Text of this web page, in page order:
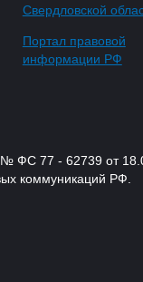
Свердловской
Портал правовой
информации РФ
ФС 77 - 62739 от
коммуникаций РФ.